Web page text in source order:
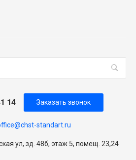
14
standart.ru
Заказать звонок
ул, зд. 48б, этаж 5, помещ. 23,24